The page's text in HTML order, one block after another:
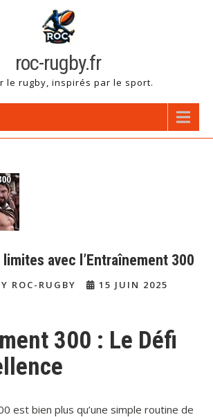
roc-rugby.fr
le rugby, inspirés par le sport.
limites avec l’Entraînement 300
ROC-RUGBY 15 JUIN 2025
300 : Le Défi
est bien plus qu’une simple routine de